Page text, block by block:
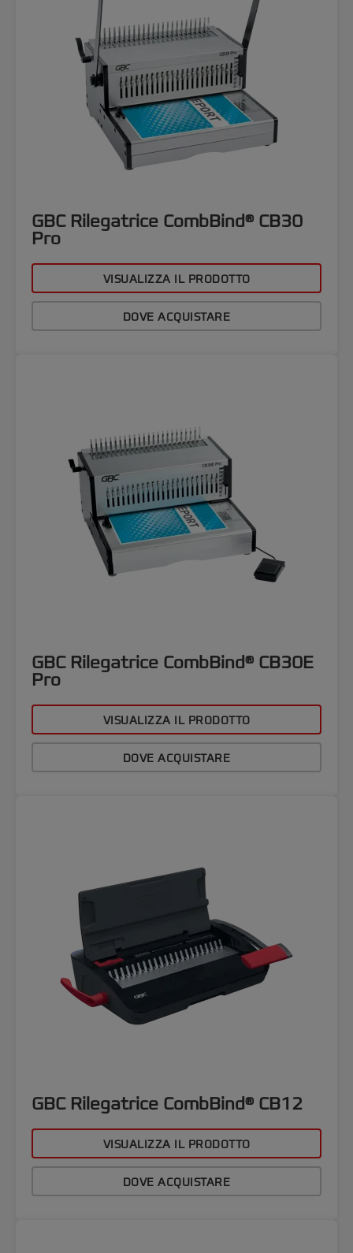
GBC Rilegatrice CombBind® CB30
Pro
VISUALIZZA IL PRODOTTO
DOVE ACQUISTARE
GBC Rilegatrice CombBind® CB30E
Pro
VISUALIZZA IL PRODOTTO
DOVE ACQUISTARE
GBC Rilegatrice CombBind® CB12
VISUALIZZA IL PRODOTTO
DOVE ACQUISTARE